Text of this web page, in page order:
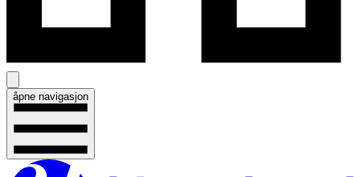
åpne navigasjon